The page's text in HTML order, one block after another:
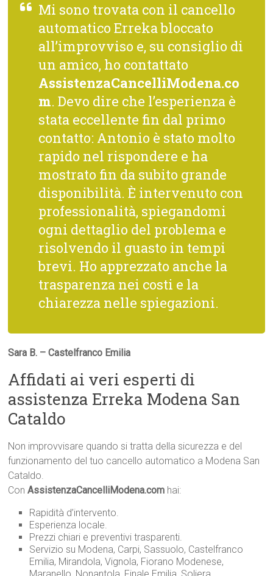
Mi sono trovata con il cancello
automatico Erreka bloccato
all’improvviso e, su consiglio di
un amico, ho contattato
AssistenzaCancelliModena.co
m. Devo dire che l’esperienza è
stata eccellente fin dal primo
contatto: Antonio è stato molto
rapido nel rispondere e ha
mostrato fin da subito grande
disponibilità. È intervenuto con
professionalità, spiegandomi
ogni dettaglio del problema e
risolvendo il guasto in tempi
brevi. Ho apprezzato anche la
trasparenza nei costi e la
chiarezza nelle spiegazioni.
Sara B. – Castelfranco Emilia
Affidati ai veri esperti di
assistenza Erreka Modena San
Cataldo
Non improvvisare quando si tratta della sicurezza e del
funzionamento del tuo cancello automatico a Modena San
Cataldo.
ConAssistenzaCancelliModena.com hai:
Rapidità d’intervento.
Esperienza locale.
Prezzi chiari e preventivi trasparenti.
Servizio su Modena, Carpi, Sassuolo, Castelfranco
Emilia, Mirandola, Vignola, Fiorano Modenese,